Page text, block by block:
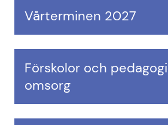
Vårterminen 2027
Förskolor och
omsorg